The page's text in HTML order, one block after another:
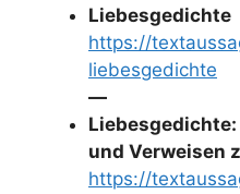
Liebesgedichte
https://
liebesgedichte
—
und Verweisen
https://